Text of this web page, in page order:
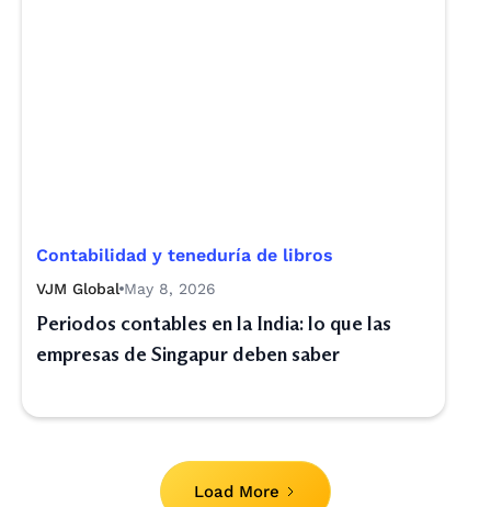
Contabilidad y teneduría de libros
VJM Global May 8, 2026
Periodos contables en la India: lo que las
empresas de Singapur deben saber
Load More